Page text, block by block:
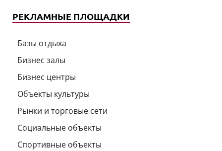
РЕКЛАМНЫЕ ПЛОЩАДКИ
Базы отдыха
Бизнес залы
Бизнес центры
Объекты культуры
Рынки и торговые сети
Социальные объекты
Спортивные объекты